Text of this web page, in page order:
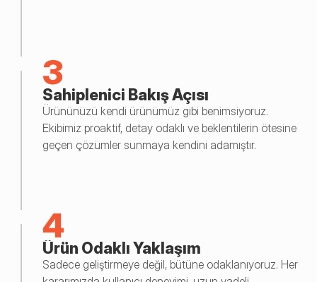
3
Sahiplenici Bakış Açısı
Ürününüzü kendi ürünümüz gibi benimsiyoruz.
Ekibimiz proaktif, detay odaklı ve beklentilerin ötesine
geçen çözümler sunmaya kendini adamıştır.
4
Ürün Odaklı Yaklaşım
Sadece geliştirmeye değil, bütüne odaklanıyoruz. Her